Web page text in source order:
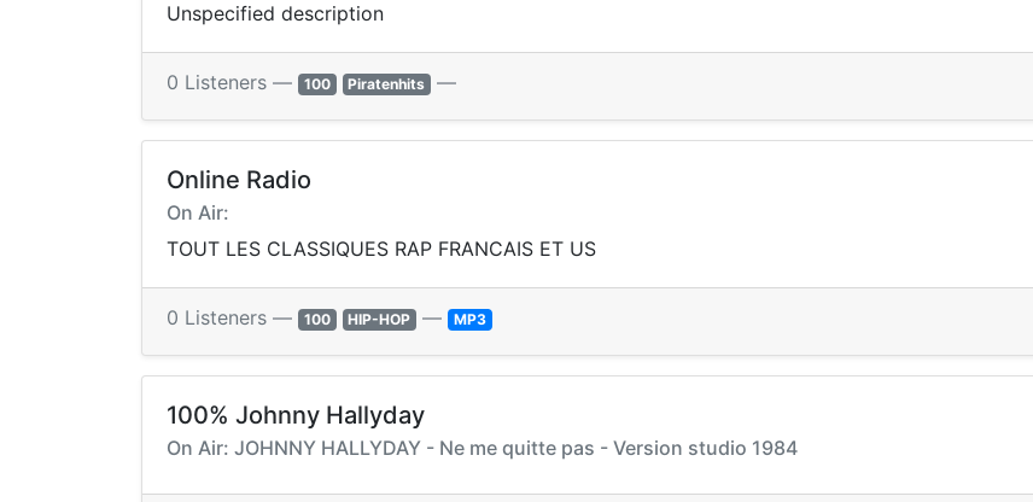
Unspecified description
0 Listeners — 100 Piratenhits —
Online Radio
On Air:
TOUT LES CLASSIQUES RAP FRANCAIS ET US
0 Listeners — 100 HIP-HOP — MP3
100% Johnny Hallyday
On Air: JOHNNY HALLYDAY - Ne me quitte pas - Version studio 1984